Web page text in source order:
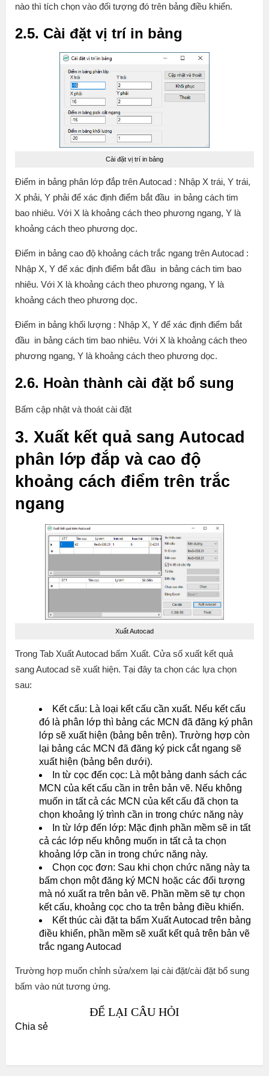
nào thì tích chọn vào đối tượng đó trên bảng điều khiển.
2.5. Cài đặt vị trí in bảng
Cài đặt vị trí in bảng
Điểm in bảng phân lớp đắp trên Autocad : Nhập X trái, Y trái,
X phải, Y phải để xác định điểm bắt đầu in bảng cách tim
bao nhiêu. Với X là khoảng cách theo phương ngang, Y là
khoảng cách theo phương dọc.
Điểm in bảng cao độ khoảng cách trắc ngang trên Autocad :
Nhập X, Y để xác định điểm bắt đầu in bảng cách tim bao
nhiêu. Với X là khoảng cách theo phương ngang, Y là
khoảng cách theo phương dọc.
Điểm in bảng khối lượng : Nhập X, Y để xác định điểm bắt
đầu in bảng cách tim bao nhiêu. Với X là khoảng cách theo
phương ngang, Y là khoảng cách theo phương dọc.
2.6. Hoàn thành cài đặt bổ sung
Bấm cập nhật và thoát cài đặt
3. Xuất kết quả sang Autocad
phân lớp đắp và cao độ
khoảng cách điểm trên trắc
ngang
Xuất Autocad
Trong Tab Xuất Autocad bấm Xuất. Cửa số xuất kết quả
sang Autocad sẽ xuất hiện. Tại đây ta chọn các lựa chọn
sau:
Kết cấu: Là loại kết cấu cần xuất. Nếu kết cấu
đó là phân lớp thì bảng các MCN đã đăng ký phân
lớp sẽ xuất hiện (bảng bên trên). Trường hợp còn
lại bảng các MCN đã đăng ký pick cắt ngang sẽ
xuất hiện (bảng bên dưới).
In từ cọc đến cọc: Là một bảng danh sách các
MCN của kết cấu cần in trên bản vẽ. Nếu không
muốn in tất cả các MCN của kết cấu đã chọn ta
chọn khoảng lý trình cần in trong chức năng này
In từ lớp đến lớp: Mặc định phần mềm sẽ in tất
cả các lớp nếu không muốn in tất cả ta chọn
khoảng lớp cần in trong chức năng này.
Chọn cọc đơn: Sau khi chọn chức năng này ta
bấm chọn một đăng ký MCN hoặc các đối tượng
mà nó xuất ra trên bản vẽ. Phần mềm sẽ tự chọn
kết cấu, khoảng cọc cho ta trên bảng điều khiển.
Kết thúc cài đặt ta bấm Xuất Autocad trên bảng
điều khiển, phần mềm sẽ xuất kết quả trên bản vẽ
trắc ngang Autocad
Trường hợp muốn chỉnh sửa/xem lại cài đặt/cài đặt bổ sung
bấm vào nút tương ứng.
ĐỂ LẠI CÂU HỎI
Chia sẻ